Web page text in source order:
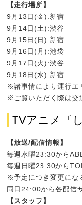
【走行場所】
9月13日(金):新宿
9月14日(土):渋谷
9月15日(日):新宿
9月16日(月):池袋
9月17日(火):渋谷
9月18日(水):新宿
※諸事情により運行エ
※ご覧いただく際は交
TVアニメ『
【放送/配信情報】
毎週水曜23:30から
毎週日曜23:30から
※予定につき変更にな
同日24:00から各配信
【スタッフ】